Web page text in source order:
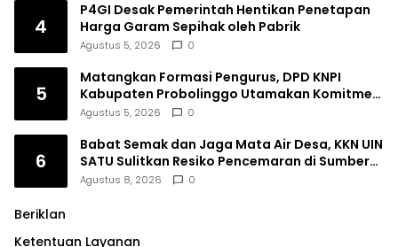
4
P4GI Desak Pemerintah Hentikan Penetapan
Harga Garam Sepihak oleh Pabrik
Agustus 5, 2026 0
5
Matangkan Formasi Pengurus, DPD KNPI
Kabupaten Probolinggo Utamakan Komitmen
dan Kinerja
Agustus 5, 2026 0
6
Babat Semak dan Jaga Mata Air Desa, KKN UIN
SATU Sulitkan Resiko Pencemaran di Sumber
Ngumbul
Agustus 8, 2026 0
Beriklan
Ketentuan Layanan